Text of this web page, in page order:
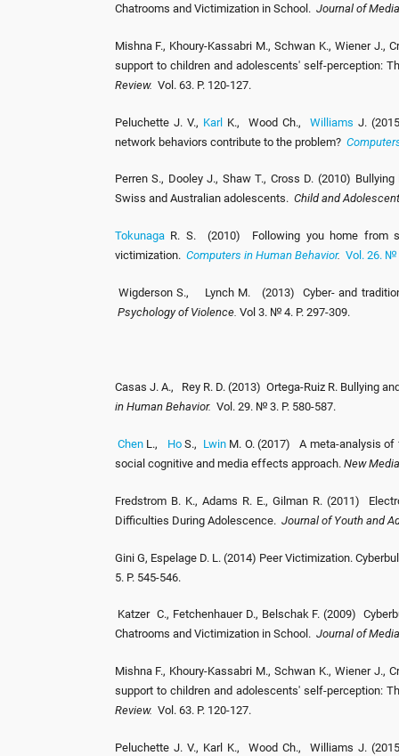
Chatrooms and Victimization in School. Journal of
Mishna F., Khoury-Kassabri M., Schwan K., Wiener J.,
support to children and adolescents' self-perception:
Review. Vol. 63. P. 120-127.
Peluchette J. V., KarlK., Wood Ch., Williams J.
network behaviors contribute to the problem?
Perren S., Dooley J., Shaw T., Cross D. (2010)
Swiss and Australian adolescents. Child and
TokunagaR. S. (2010) Following you home from
victimization. Computers in Human Behavior. Vol. 26. №
Wigderson S., Lynch M. (2013) Cyber- and
Psychology of Violence. Vol 3. № 4. P. 297-309.
Casas J. A., Rey R. D. (2013) Ortega-Ruiz R. Bullying
in Human Behavior. Vol. 29. № 3. P. 580-587.
ChenL., HoS., LwinM. O. (2017) A meta-analysis of
social cognitive and media effects approach. New
Fredstrom B. K., Adams R. E., Gilman R. (2011)
Difficulties During Adolescence. Journal of Youth and
Gini G, Espelage D. L. (2014) Peer Victimization.
5. P. 545-546.
Katzer C., Fetchenhauer D., Belschak F. (2009)
Chatrooms and Victimization in School. Journal of
Mishna F., Khoury-Kassabri M., Schwan K., Wiener J.,
support to children and adolescents' self-perception:
Review. Vol. 63. P. 120-127.
Peluchette J. V., Karl K., Wood Ch., Williams J.